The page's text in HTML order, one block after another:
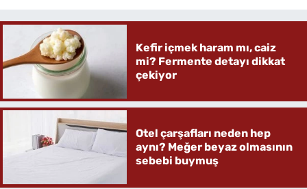
Kefir içmek haram mı, caiz
mi? Fermente detayı dikkat
çekiyor
Otel çarşafları neden hep
aynı? Meğer beyaz olmasının
sebebi buymuş